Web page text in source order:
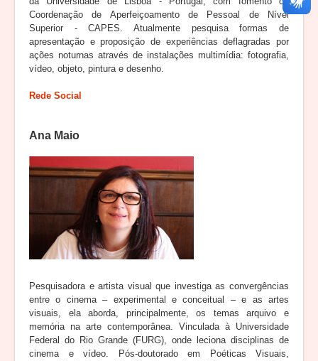
Coordenação de Aperfeiçoamento de Pessoal de Nível
Superior - CAPES. Atualmente pesquisa formas de
apresentação e proposição de experiências deflagradas por
ações noturnas através de instalações multimídia: fotografia,
vídeo, objeto, pintura e desenho.
Rede Social
Ana Maio
Pesquisadora e artista visual que investiga as convergências
entre o cinema – experimental e conceitual – e as artes
visuais, ela aborda, principalmente, os temas arquivo e
memória na arte contemporânea. Vinculada à Universidade
Federal do Rio Grande (FURG), onde leciona disciplinas de
cinema e vídeo. Pós-doutorado em Poéticas Visuais,